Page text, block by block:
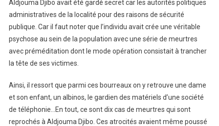
Aldjouma Djibo avait été gardé secret car les autorités politiques
administratives de la localité pour des raisons de sécurité
publique. Car il faut noter que l’individu avait crée une véritable
psychose au sein de la population avec une série de meurtres
avec préméditation dont le mode opération consistait à trancher
la tête de ses victimes.
Ainsi, il ressort que parmi ces bourreaux on y retrouve une dame
et son enfant, un albinos, le gardien des matériels d’une société
de téléphonie…En tout, ce sont dix cas de meurtres qui sont
reprochés à Aldjouma Djibo. Ces atrocités avaient même poussé